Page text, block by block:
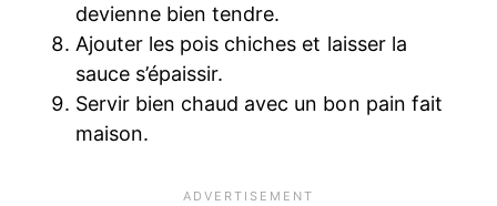
devienne bien tendre.
Ajouter les pois chiches et laisser la
sauce s’épaissir.
Servir bien chaud avec un bon pain fait
maison.